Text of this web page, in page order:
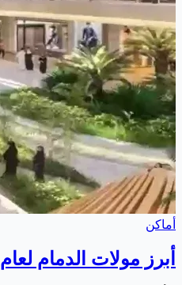
أماكن
أبرز مولات الدمام لعام 2026